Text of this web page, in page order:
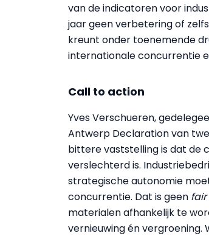
van de indicatoren voor
jaar geen verbetering of
kreunt onder toenemende
internationale concurrentie
Call to action
Yves Verschueren,
Antwerp Declaration van
bittere vaststelling is dat de
verslechterd is.
strategische autonomie
concurrentie. Dat is geen
materialen afhankelijk te
vernieuwing én